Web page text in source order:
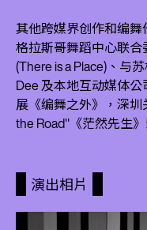
其他跨媒界创作和编
格拉斯哥舞蹈中心联合
(There is a Place)、与
Dee 及本地互动媒体
展《编舞之外》，深
the Road"《茫然先生
演出相片